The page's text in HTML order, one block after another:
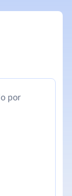
por